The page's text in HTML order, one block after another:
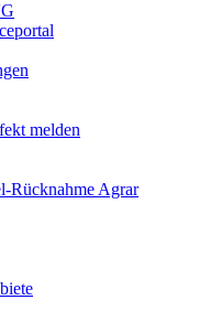
melden
Rücknahme Agrar